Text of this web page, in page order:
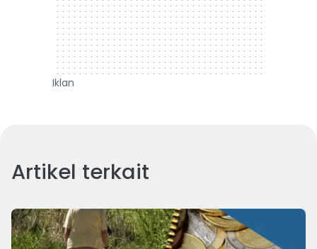
Iklan
Artikel terkait